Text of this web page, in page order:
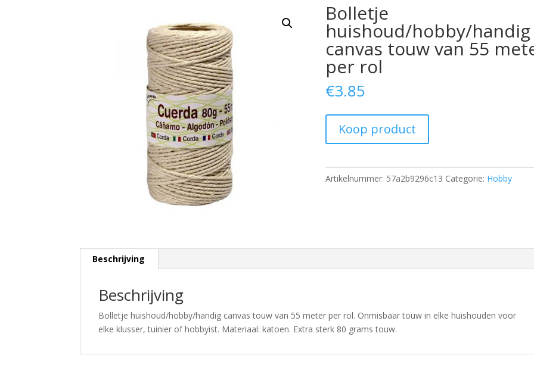
Bolletje
huishoud/hobby/handig
canvas touw van 55
per rol
€3.85
Koop product
Artikelnummer: 57a2b9296c13 Categorie: Hobby
Beschrijving
Beschrijving
Bolletje huishoud/hobby/handig canvas touw van 55 meter per rol. Onmisbaar touw in elke huishouden voor
elke klusser, tuinier of hobbyist. Materiaal: katoen. Extra sterk 80 grams touw.